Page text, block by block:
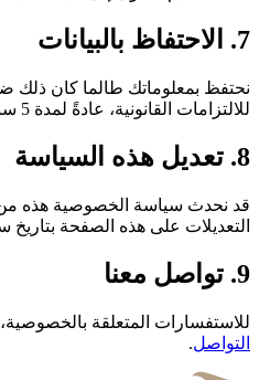
7. الاحتفاظ بالبيانات
نحتفظ بمعلوماتك طالما كان ذلك
للالتزامات القانونية، عادةً لمدة 5 سنوات بعد آخر تفاعل لك معنا.
8. تعديل هذه السياسة
قد نحدث سياسة الخصوصية هذه
التعديلات على هذه الصفحة
9. تواصل معنا
للاستفسارات المتعلقة
التواصل.